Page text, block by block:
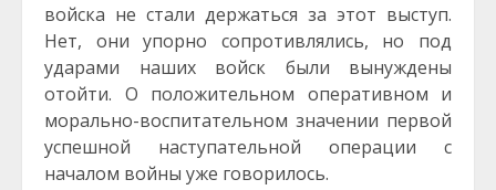
войска не стали держаться за этот выступ.
Нет, они упорно сопротивлялись, но под
ударами наших войск были вынуждены
отойти. О положительном оперативном и
морально-воспитательном значении первой
успешной наступательной операции с
началом войны уже говорилось.